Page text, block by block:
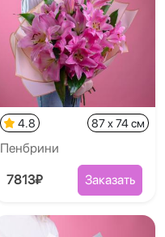
4.8 87 x 74 см
Пенбрини
7813₽ Заказать